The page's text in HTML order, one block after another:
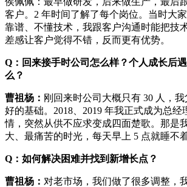
客户。2 年时间了解了每个岗位。当时大
靠谱、不懂技术，我跟客户沟通时能把技
差感让客户觉得不错，反而更有优势。
Q：回来接手时公司怎么样？个人成长后
么？
曹祖杨： 刚回来时公司大概只有 30 人，
好的基础。2018、2019 年我正式成为总经
情，突然从供不应求变成四面楚歌。那是
大、最痛苦的时光，每天早上 5 点就睡不
Q：如何解决困难并找到新增长点？
曹祖杨： 对老市场，我们做了很多调整，